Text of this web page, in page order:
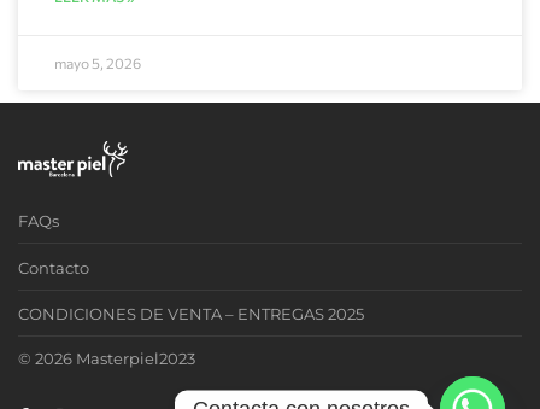
mayo 5, 2026
FAQs
Contacto
CONDICIONES DE VENTA – ENTREGAS 2025
© 2026 Masterpiel2023